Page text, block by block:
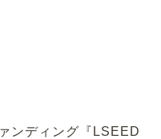
ンディング『LSEED